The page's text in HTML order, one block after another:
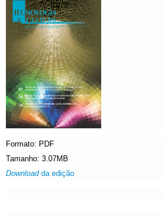
Formato: PDF
Tamanho: 3.07MB
Downloadda edição